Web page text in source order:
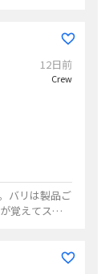
12日前
Crew
バリは製品ご
覚えてスム